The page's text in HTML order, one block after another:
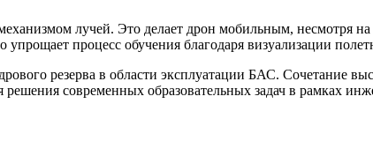
лучей. Это делает дрон мобильным, несмотря
процесс обучения благодаря визуализации
резерва в области эксплуатации БАС. Сочетание
современных образовательных задач в рамках